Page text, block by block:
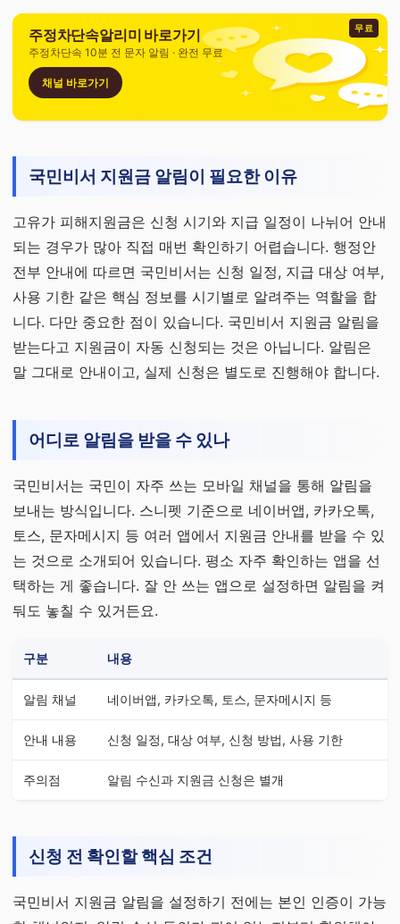
무료
주정차단속알리미 바로가기
주정차단속 10분 전 문자 알림 · 완전 무료
채널 바로가기
국민비서 지원금 알림이 필요한 이유
고유가 피해지원금은 신청 시기와 지급 일정이 나뉘어 안내
되는 경우가 많아 직접 매번 확인하기 어렵습니다. 행정안
전부 안내에 따르면 국민비서는 신청 일정, 지급 대상 여부,
사용 기한 같은 핵심 정보를 시기별로 알려주는 역할을 합
니다. 다만 중요한 점이 있습니다. 국민비서 지원금 알림을
받는다고 지원금이 자동 신청되는 것은 아닙니다. 알림은
말 그대로 안내이고, 실제 신청은 별도로 진행해야 합니다.
어디로 알림을 받을 수 있나
국민비서는 국민이 자주 쓰는 모바일 채널을 통해 알림을
보내는 방식입니다. 스니펫 기준으로 네이버앱, 카카오톡,
토스, 문자메시지 등 여러 앱에서 지원금 안내를 받을 수 있
는 것으로 소개되어 있습니다. 평소 자주 확인하는 앱을 선
택하는 게 좋습니다. 잘 안 쓰는 앱으로 설정하면 알림을 켜
둬도 놓칠 수 있거든요.
구분 내용
알림 채널 네이버앱, 카카오톡, 토스, 문자메시지 등
안내 내용 신청 일정, 대상 여부, 신청 방법, 사용 기한
주의점 알림 수신과 지원금 신청은 별개
신청 전 확인할 핵심 조건
국민비서 지원금 알림을 설정하기 전에는 본인 인증이 가능